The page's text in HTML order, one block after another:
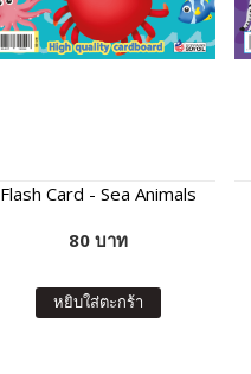
Flash Card - Sea Animals
80 บาท
หยิบใส่ตะกร้า